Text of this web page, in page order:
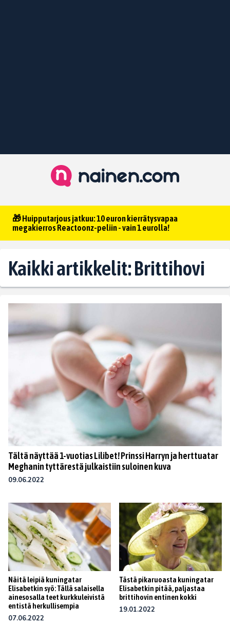
🎁 Huipputarjous jatkuu: 10 euron kierrätysvapaa
megakierros Reactoonz-peliin - vain 1 eurolla!
Kaikki artikkelit: Brittihovi
Tältä näyttää 1-vuotias Lilibet! Prinssi Harryn ja herttuatar
Meghanin tyttärestä julkaistiin suloinen kuva
09.06.2022
Näitä leipiä kuningatar
Elisabetkin syö: Tällä salaisella
ainesosalla teet kurkkuleivistä
entistä herkullisempia
07.06.2022
Tästä pikaruoasta kuningatar
Elisabetkin pitää, paljastaa
brittihovin entinen kokki
19.01.2022